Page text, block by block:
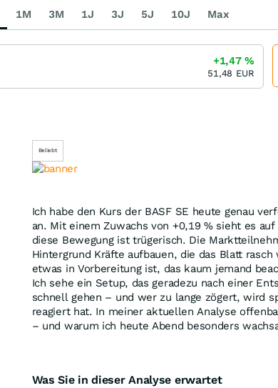
Beliebt
Ich habe den Kurs der BASF SE heute genau
an. Mit einem Zuwachs von +0,19 % sieht es
diese Bewegung ist trügerisch. Die
Hintergrund Kräfte aufbauen, die das Blatt
etwas in Vorbereitung ist, das kaum jemand
Ich sehe ein Setup, das geradezu nach einer
schnell gehen – und wer zu lange zögert, wird
reagiert hat. In meiner aktuellen Analyse
– und warum ich heute Abend besonders
Was Sie in dieser Analyse erwartet
1M 3M 1J 3J 5J 10J Max
+1,47%
51,48 EUR